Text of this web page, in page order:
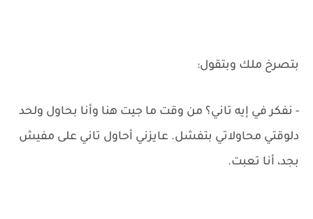
بتصرخ ملك وبتقول:
- نفكر في إيه تاني؟ من وقت ما جيت هنا وأنا بحاول ولحد
دلوقتي محاولاتي بتفشل. عايزني أحاول تاني على مفيش
بجد، أنا تعبت.